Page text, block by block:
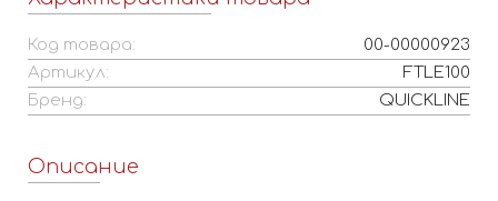
Код товара:
00-00000923
Артикул:
FTLE100
Бренд:
QUICKLINE
Описание